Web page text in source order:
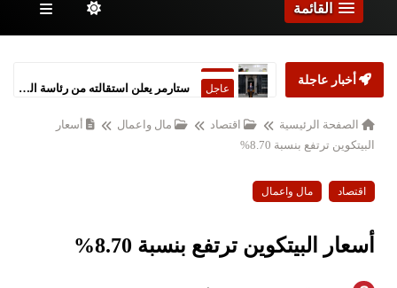
القائمة
أخبار عاجلة عاجل
الصفحة الرئيسية اقتصاد مال واعمال
أسعار
البيتكوين ترتفع بنسبة 8.70%
اقتصاد مال واعمال
أسعار البيتكوين ترتفع بنسبة 8.70%